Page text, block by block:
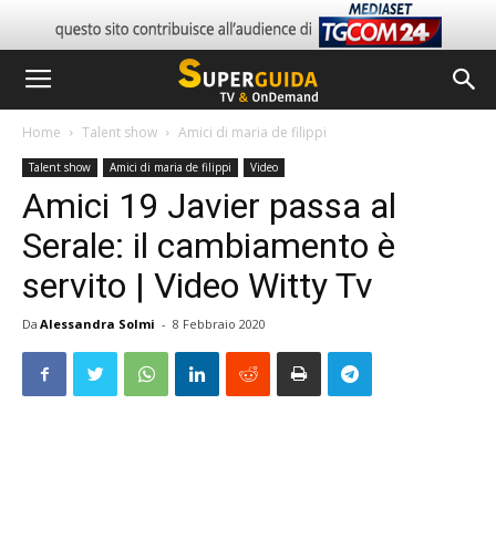
Home Talent show Amici di maria de filippi
Talent show Amici di maria de filippi Video
Amici 19 Javier passa al
Serale: il cambiamento è
servito | Video Witty Tv
Da Alessandra Solmi - 8 Febbraio 2020